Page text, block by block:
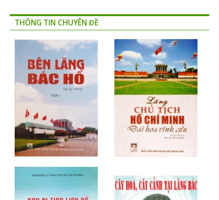
THÔNG TIN CHUYÊN ĐỀ